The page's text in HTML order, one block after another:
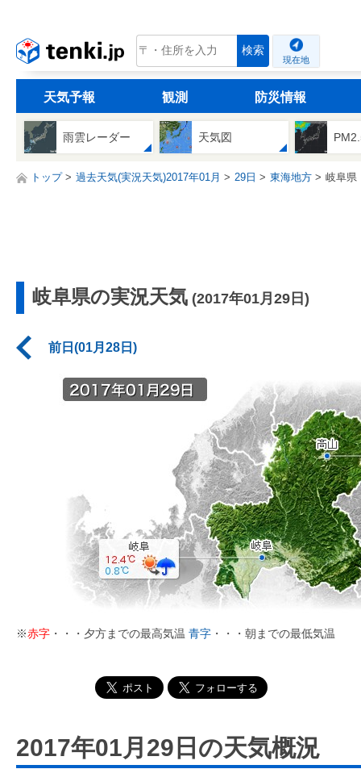
tenki.jp 検索
現在地
天気予報 観測 防災情報
雨雲レーダー 天気図
トップ 過去天気(実況天気)2017年01月 29日 東海地方 岐阜県
岐阜県の実況天気 (2017年01月29日)
前日(01月28日)
※赤字 ・・・夕方までの最高気温 青字 ・・・朝までの最低気温
2017年01月29日の天気概況